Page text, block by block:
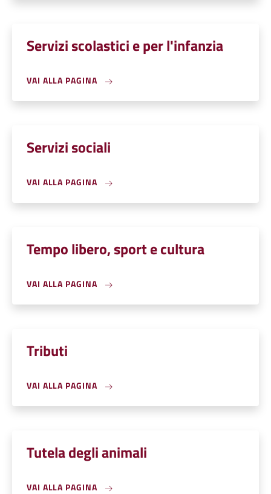
Servizi scolastici e per l'infanzia
VAI ALLA PAGINA
Servizi sociali
VAI ALLA PAGINA
Tempo libero, sport e cultura
VAI ALLA PAGINA
Tributi
VAI ALLA PAGINA
Tutela degli animali
VAI ALLA PAGINA